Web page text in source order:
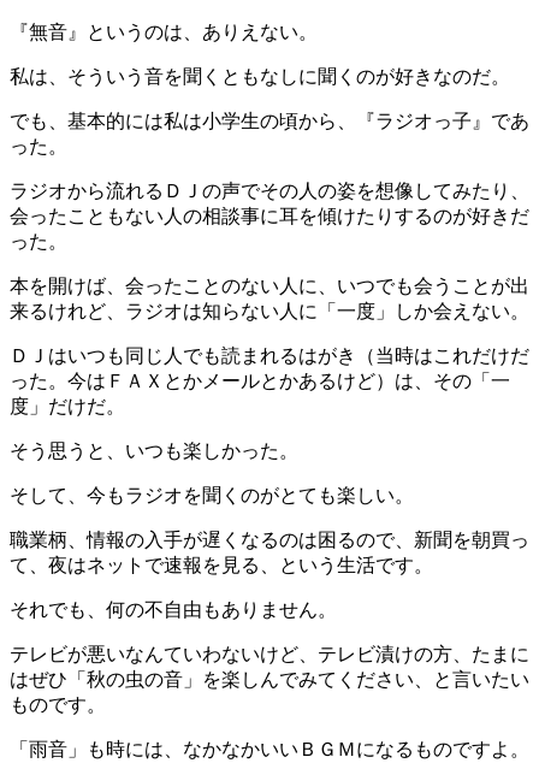
『無音』というのは、ありえない。
私は、そういう音を聞くともなしに聞くのが好きなのだ。
でも、基本的には私は小学生の頃から、『ラジオっ子』であ
った。
ラジオから流れるＤＪの声でその人の姿を想像してみたり、
会ったこともない人の相談事に耳を傾けたりするのが好きだ
った。
本を開けば、会ったことのない人に、いつでも会うことが出
来るけれど、ラジオは知らない人に「一度」しか会えない。
ＤＪはいつも同じ人でも読まれるはがき（当時はこれだけだ
った。今はＦＡＸとかメールとかあるけど）は、その「一
度」だけだ。
そう思うと、いつも楽しかった。
そして、今もラジオを聞くのがとても楽しい。
職業柄、情報の入手が遅くなるのは困るので、新聞を朝買っ
て、夜はネットで速報を見る、という生活です。
それでも、何の不自由もありません。
テレビが悪いなんていわないけど、テレビ漬けの方、たまに
はぜひ「秋の虫の音」を楽しんでみてください、と言いたい
ものです。
「雨音」も時には、なかなかいいＢＧＭになるものですよ。